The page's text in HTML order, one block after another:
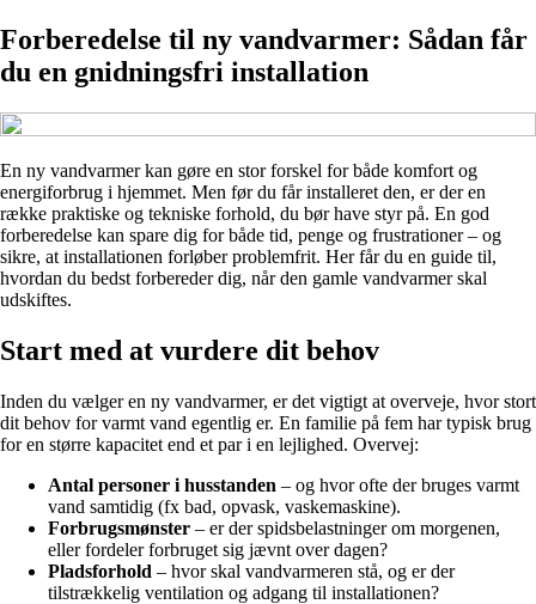
Forberedelse til ny vandvarmer: Sådan får
du en gnidningsfri installation
En ny vandvarmer kan gøre en stor forskel for både komfort og
energiforbrug i hjemmet. Men før du får installeret den, er der en
række praktiske og tekniske forhold, du bør have styr på. En god
forberedelse kan spare dig for både tid, penge og frustrationer – og
sikre, at installationen forløber problemfrit. Her får du en guide til,
hvordan du bedst forbereder dig, når den gamle vandvarmer skal
udskiftes.
Start med at vurdere dit behov
Inden du vælger en ny vandvarmer, er det vigtigt at overveje, hvor stort
dit behov for varmt vand egentlig er. En familie på fem har typisk brug
for en større kapacitet end et par i en lejlighed. Overvej:
Antal personer i husstanden – og hvor ofte der bruges varmt
vand samtidig (fx bad, opvask, vaskemaskine).
Forbrugsmønster – er der spidsbelastninger om morgenen,
eller fordeler forbruget sig jævnt over dagen?
Pladsforhold – hvor skal vandvarmeren stå, og er der
tilstrækkelig ventilation og adgang til installationen?